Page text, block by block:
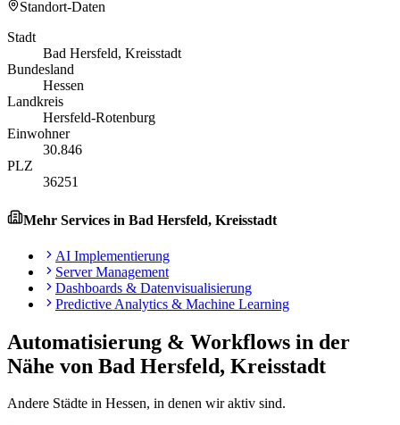
Standort-Daten
Stadt
Bad Hersfeld, Kreisstadt
Bundesland
Hessen
Landkreis
Hersfeld-Rotenburg
Einwohner
30.846
PLZ
36251
Mehr Services in Bad Hersfeld, Kreisstadt
AI Implementierung
Server Management
Dashboards & Datenvisualisierung
Predictive Analytics & Machine Learning
Automatisierung & Workflows in der
Nähe von Bad Hersfeld, Kreisstadt
Andere Städte in Hessen, in denen wir aktiv sind.